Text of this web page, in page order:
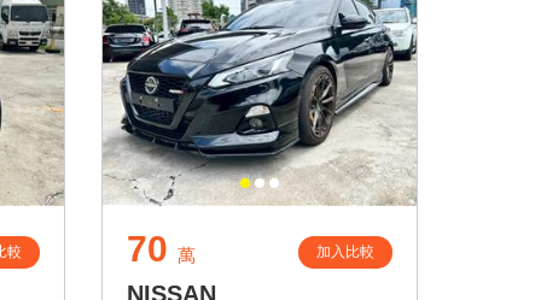
較 70 萬 加入比較
NISSAN